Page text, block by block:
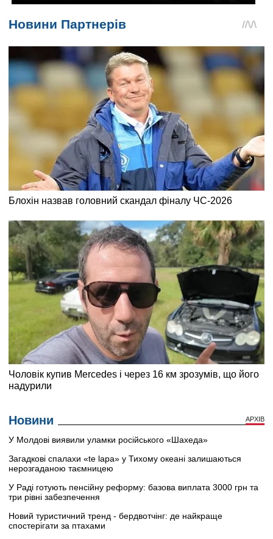
Новини АРХІВ
У Молдові виявили уламки російського «Шахеда»
Загадкові спалахи «te lapa» у Тихому океані залишаються
нерозгаданою таємницею
У Раді готують пенсійну реформу: базова виплата 3000 грн та
три рівні забезпечення
Новий туристичний тренд - бердвотчінг: де найкраще
спостерігати за птахами